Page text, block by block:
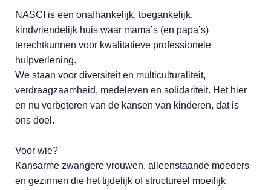
NASCI is een onafhankelijk, toegankelijk,
kindvriendelijk huis waar mama’s (en papa’s)
terechtkunnen voor kwalitatieve professionele
hulpverlening.
We staan voor diversiteit en multiculturaliteit,
verdraagzaamheid, medeleven en solidariteit. Het hier
en nu verbeteren van de kansen van kinderen, dat is
ons doel.
Voor wie?
Kansarme zwangere vrouwen, alleenstaande moeders
en gezinnen die het tijdelijk of structureel moeilijk